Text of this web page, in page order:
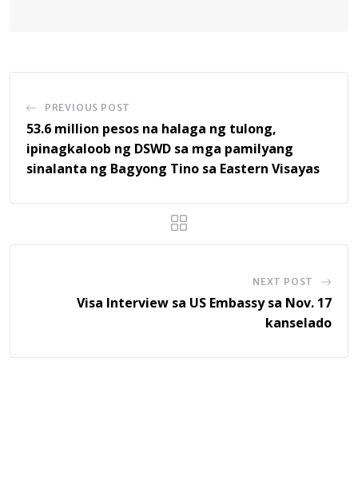
PREVIOUS POST
53.6 million pesos na halaga ng tulong,
ipinagkaloob ng DSWD sa mga pamilyang
sinalanta ng Bagyong Tino sa Eastern Visayas
NEXT POST
Visa Interview sa US Embassy sa Nov. 17
kanselado